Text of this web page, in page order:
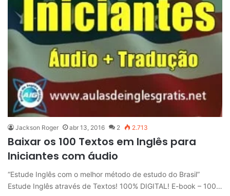
Jackson Roger abr 13, 2016 2 2.713
Baixar os 100 Textos em Inglês para
Iniciantes com áudio
“Estude Inglês com o melhor método de estudo do Brasil”
Estude Inglês através de Textos! 100% DIGITAL! E-book – 100…